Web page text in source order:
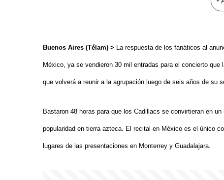
Buenos Aires (Télam) > La respuesta de los fanáticos al
México, ya se vendieron 30 mil entradas para el concierto
que volverá a reunir a la agrupación luego de seis años de su
Bastaron 48 horas para que los Cadillacs se convirtieran en
popularidad en tierra azteca. El recital en México es el único
lugares de las presentaciones en Monterrey y Guadalajara.